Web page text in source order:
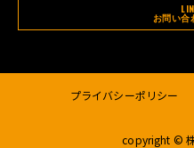
お問い合
プライバシーポリシー
copyright ©